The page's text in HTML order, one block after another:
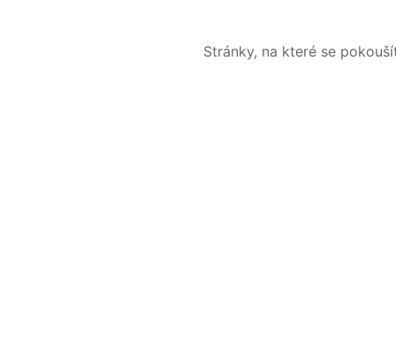
Stránky, na které se